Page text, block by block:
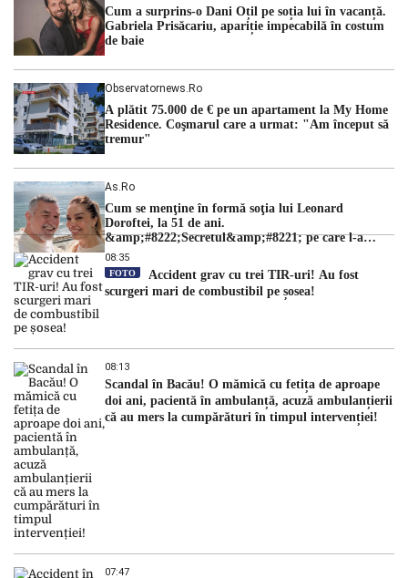
judecătorii de la instanța supremă au […]
Cum a surprins-o Dani Oțil pe soția lui în vacanță.
Gabriela Prisăcariu, apariție impecabilă în costum
de baie
Observatornews.ro
A plătit 75.000 de € pe un apartament la My Home
Residence. Coşmarul care a urmat: "Am început să
tremur"
As.ro
Cum se menţine în formă soţia lui Leonard
Doroftei, la 51 de ani.
&amp;#8222;Secretul&amp;#8221; pe care l-a
dezvăluit
08:35
FOTO
Accident grav cu trei TIR-uri! Au fost
scurgeri mari de combustibil pe șosea!
08:13
Scandal în Bacău! O mămică cu fetița de aproape
doi ani, pacientă în ambulanță, acuză ambulanțierii
că au mers la cumpărături în timpul intervenției!
07:47